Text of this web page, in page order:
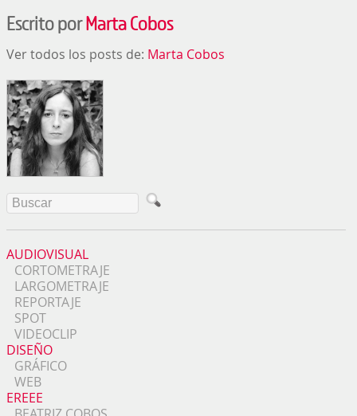
Escrito porMarta Cobos
Ver todos los posts de: Marta Cobos
AUDIOVISUAL
CORTOMETRAJE
LARGOMETRAJE
REPORTAJE
SPOT
VIDEOCLIP
DISEÑO
GRÁFICO
WEB
EREEE